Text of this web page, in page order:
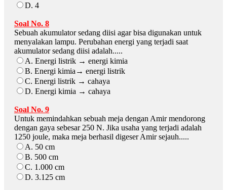
D. 4
Soal No. 8
Sebuah akumulator sedang diisi agar bisa digunakan untuk
menyalakan lampu. Perubahan energi yang terjadi saat
akumulator sedang diisi adalah.....
A. Energi listrik → energi kimia
B. Energi kimia→ energi listrik
C. Energi listrik → cahaya
D. Energi kimia → cahaya
Soal No. 9
Untuk memindahkan sebuah meja dengan Amir mendorong
dengan gaya sebesar 250 N. Jika usaha yang terjadi adalah
1250 joule, maka meja berhasil digeser Amir sejauh.....
A. 50 cm
B. 500 cm
C. 1.000 cm
D. 3.125 cm